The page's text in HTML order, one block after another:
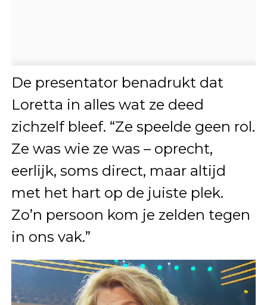
De presentator benadrukt dat
Loretta in alles wat ze deed
zichzelf bleef. “Ze speelde geen rol.
Ze was wie ze was – oprecht,
eerlijk, soms direct, maar altijd
met het hart op de juiste plek.
Zo’n persoon kom je zelden tegen
in ons vak.”